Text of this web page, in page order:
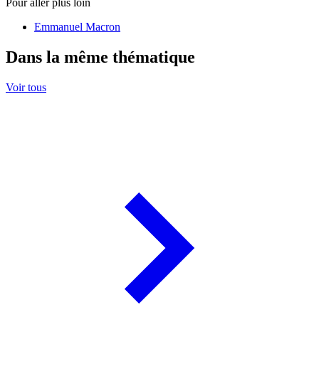
Pour aller plus loin
Emmanuel Macron
Dans la même thématique
Voir tous